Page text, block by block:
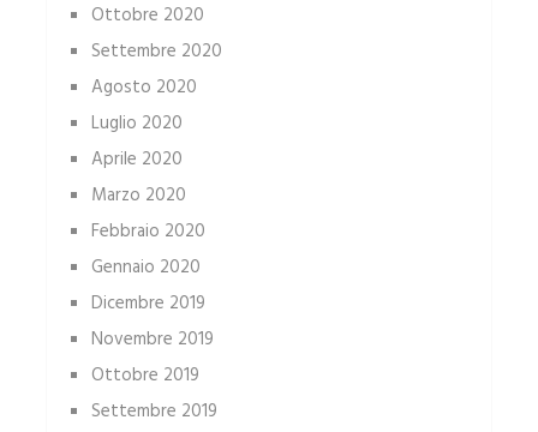
Ottobre 2020
Settembre 2020
Agosto 2020
Luglio 2020
Aprile 2020
Marzo 2020
Febbraio 2020
Gennaio 2020
Dicembre 2019
Novembre 2019
Ottobre 2019
Settembre 2019